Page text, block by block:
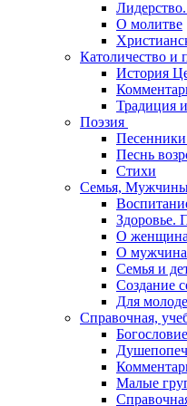
О молитве
Католичество и
История
Традиция
Поэзия
Песнь
Стихи
Семья,
Здоровье.
О
О
Семья и
Создание
Для
Справочная,
Богословие
Малые